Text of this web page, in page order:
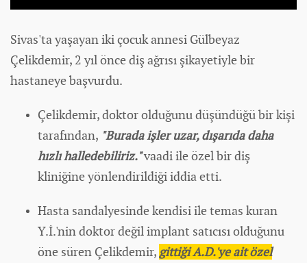
Sivas'ta yaşayan iki çocuk annesi Gülbeyaz
Çelikdemir, 2 yıl önce diş ağrısı şikayetiyle bir
hastaneye başvurdu.
Çelikdemir, doktor olduğunu düşündüğü bir kişi
tarafından, "Burada işler uzar, dışarıda daha
hızlı halledebiliriz."vaadi ile özel bir diş
kliniğine yönlendirildiği iddia etti.
Hasta sandalyesinde kendisi ile temas kuran
Y.İ.'nin doktor değil implant satıcısı olduğunu
öne süren Çelikdemir, gittiği A.D.'ye ait özel